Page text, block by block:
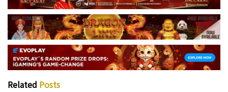
Related Posts